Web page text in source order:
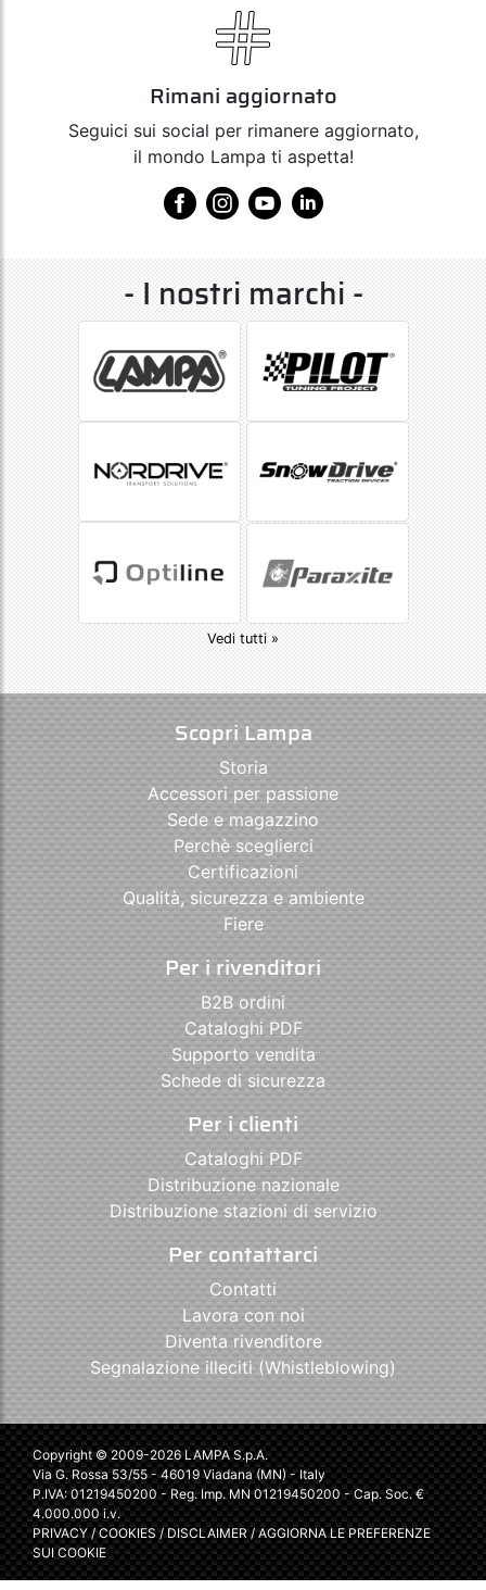
Rimani aggiornato
Seguici sui social per rimanere aggiornato,
il mondo Lampa ti aspetta!
- I nostri marchi -
Vedi tutti »
Scopri Lampa
Storia
Accessori per passione
Sede e magazzino
Perchè sceglierci
Certificazioni
Qualità, sicurezza e ambiente
Fiere
Per i rivenditori
B2B ordini
Cataloghi PDF
Supporto vendita
Schede di sicurezza
Per i clienti
Cataloghi PDF
Distribuzione nazionale
Distribuzione stazioni di servizio
Per contattarci
Contatti
Lavora con noi
Diventa rivenditore
Segnalazione illeciti (Whistleblowing)
Copyright © 2009-2026 LAMPA S.p.A.
Via G. Rossa 53/55 - 46019 Viadana (MN) - Italy
P.IVA: 01219450200 - Reg. Imp. MN 01219450200 - Cap. Soc. €
4.000.000 i.v.
PRIVACY/COOKIES/DISCLAIMER/AGGIORNA LE PREFERENZE
SUI COOKIE